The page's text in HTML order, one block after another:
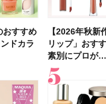
おすすめ
ドカラ
【2026年秋新
リップ」おす
素別にプロが…
日焼け
汗で塗
【石井美保さ
「ブライトニ
キンケアから
おすすめ
ドカラ
【2026年秋新
リップ」おす
素別にプロが…
イル10
め！ケ
【2026年】ボ
めUVのおすす
注目の人気…
すめお菓
もぴっ
【板野友美さ
近、下の歯の
です」オーラ
の髪型
ミディ
【2026年夏】
ブの髪型37選
りっぱなしな…
の見えな
…
【2026年8月
すすめの開運
テム10選！
加！
リップ
【限定】&be
ュオ 01 ピン
ュー｜落ち…